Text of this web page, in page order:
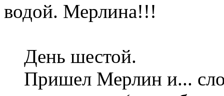
водой. Мерлина!!!
День шестой.
Пришел Мерлин и...